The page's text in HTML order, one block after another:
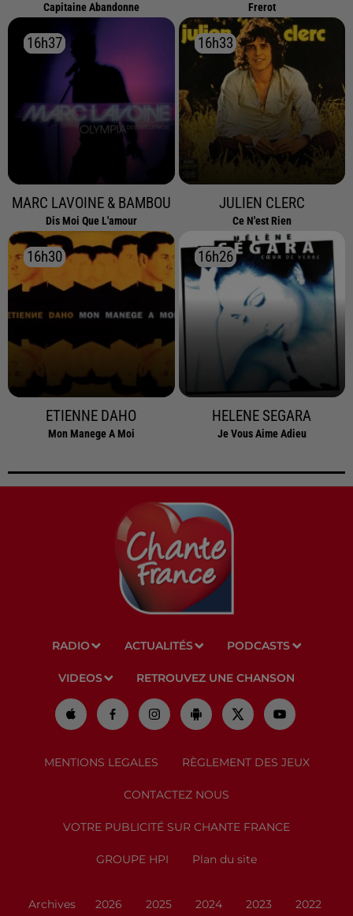
Capitaine Abandonne Frerot
16h37
16h37
MARC LAVOINE & BAMBOU
Dis Moi Que L'amour
16h33
16h33
JULIEN CLERC
Ce N'est Rien
16h30
16h30
ETIENNE DAHO
Mon Manege A Moi
16h26
16h26
HELENE SEGARA
Je Vous Aime Adieu
RADIO ACTUALITÉS PODCASTS
VIDEOS RETROUVEZ UNE CHANSON
MENTIONS LEGALES RÈGLEMENT DES JEUX
CONTACTEZ NOUS
VOTRE PUBLICITÉ SUR CHANTE FRANCE
GROUPE HPI Plan du site
Archives 2026 2025 2024 2023 2022